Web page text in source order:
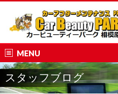
MENU
スタッフブログ